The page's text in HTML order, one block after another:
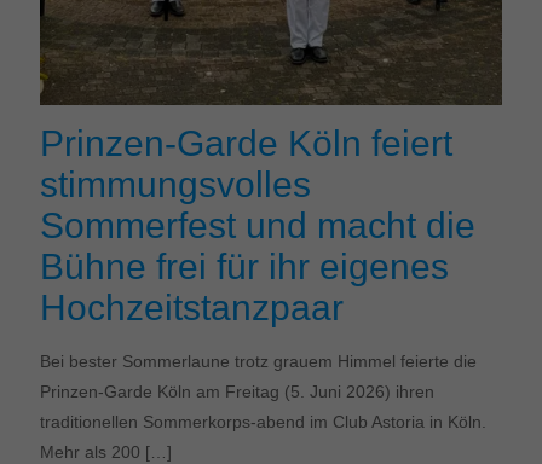
Prinzen-Garde Köln feiert
stimmungsvolles
Sommerfest und macht die
Bühne frei für ihr eigenes
Hochzeitstanzpaar
Bei bester Sommerlaune trotz grauem Himmel feierte die
Prinzen-Garde Köln am Freitag (5. Juni 2026) ihren
traditionellen Sommerkorps-abend im Club Astoria in Köln.
Mehr als 200 […]